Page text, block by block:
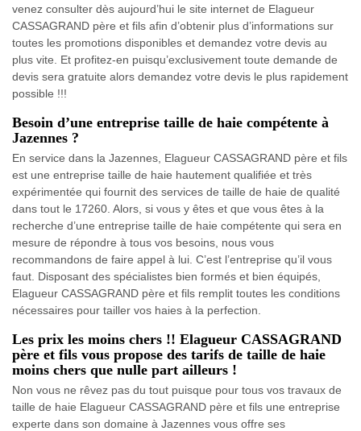
venez consulter dès aujourd’hui le site internet de Elagueur
CASSAGRAND père et fils afin d’obtenir plus d’informations sur
toutes les promotions disponibles et demandez votre devis au
plus vite. Et profitez-en puisqu’exclusivement toute demande de
devis sera gratuite alors demandez votre devis le plus rapidement
possible !!!
Besoin d’une entreprise taille de haie compétente à
Jazennes ?
En service dans la Jazennes, Elagueur CASSAGRAND père et fils
est une entreprise taille de haie hautement qualifiée et très
expérimentée qui fournit des services de taille de haie de qualité
dans tout le 17260. Alors, si vous y êtes et que vous êtes à la
recherche d’une entreprise taille de haie compétente qui sera en
mesure de répondre à tous vos besoins, nous vous
recommandons de faire appel à lui. C’est l’entreprise qu’il vous
faut. Disposant des spécialistes bien formés et bien équipés,
Elagueur CASSAGRAND père et fils remplit toutes les conditions
nécessaires pour tailler vos haies à la perfection.
Les prix les moins chers !! Elagueur CASSAGRAND
père et fils vous propose des tarifs de taille de haie
moins chers que nulle part ailleurs !
Non vous ne rêvez pas du tout puisque pour tous vos travaux de
taille de haie Elagueur CASSAGRAND père et fils une entreprise
experte dans son domaine à Jazennes vous offre ses